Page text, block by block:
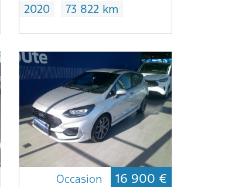
2020
73 822 km
Occasion 16 900 €